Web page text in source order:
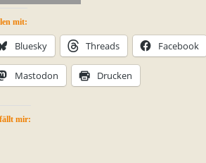
mit:
Bluesky Threads Facebook
Mastodon Drucken
mir: